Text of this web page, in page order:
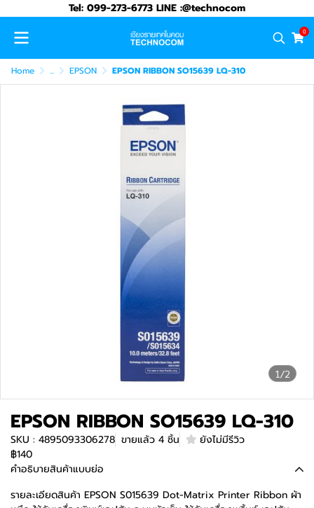
Tel: 099-273-6773 LINE :@technocom
0
Home ... EPSON EPSON RIBBON SO15639 LQ-310
1/2
EPSON RIBBON SO15639 LQ-310
SKU : 4895093306278 ขายแล้ว 4 ชิ้น
ยังไม่มีรีวิว
฿140
คำอธิบายสินค้าแบบย่อ
รายละเอียดสินค้า EPSON S015639 Dot-Matrix Printer Ribbon ผ้า